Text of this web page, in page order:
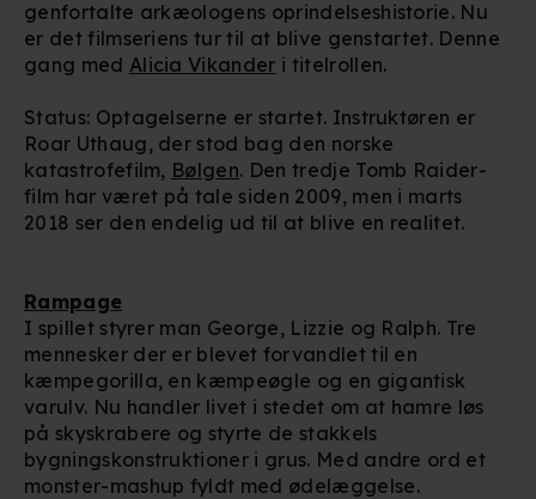
genfortalte arkæologens oprindelseshistorie. Nu
er det filmseriens tur til at blive genstartet. Denne
gang med Alicia Vikander i titelrollen.
Status: Optagelserne er startet. Instruktøren er
Roar Uthaug, der stod bag den norske
katastrofefilm, Bølgen. Den tredje Tomb Raider-
film har været på tale siden 2009, men i marts
2018 ser den endelig ud til at blive en realitet.
Rampage
I spillet styrer man George, Lizzie og Ralph. Tre
mennesker der er blevet forvandlet til en
kæmpegorilla, en kæmpeøgle og en gigantisk
varulv. Nu handler livet i stedet om at hamre løs
på skyskrabere og styrte de stakkels
bygningskonstruktioner i grus. Med andre ord et
monster-mashup fyldt med ødelæggelse.